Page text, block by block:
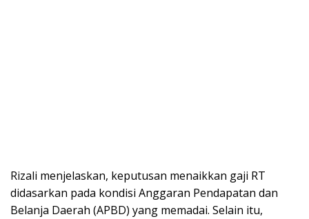
Rizali menjelaskan, keputusan menaikkan gaji RT
didasarkan pada kondisi Anggaran Pendapatan dan
Belanja Daerah (APBD) yang memadai. Selain itu,